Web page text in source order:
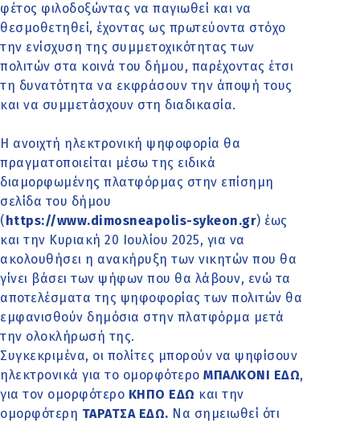
φέτος φιλοδοξώντας να παγιωθεί και να
θεσμοθετηθεί, έχοντας ως πρωτεύοντα στόχο
την ενίσχυση της συμμετοχικότητας των
πολιτών στα κοινά του δήμου, παρέχοντας έτσι
τη δυνατότητα να εκφράσουν την άποψή τους
και να συμμετάσχουν στη διαδικασία.
Η ανοιχτή ηλεκτρονική ψηφοφορία θα
πραγματοποιείται μέσω της ειδικά
διαμορφωμένης πλατφόρμας στην επίσημη
σελίδα του δήμου
(https://www.dimosneapolis-sykeon.gr) έως
και την Κυριακή 20 Ιουλίου 2025, για να
ακολουθήσει η ανακήρυξη των νικητών που θα
γίνει βάσει των ψήφων που θα λάβουν, ενώ τα
αποτελέσματα της ψηφοφορίας των πολιτών θα
εμφανισθούν δημόσια στην πλατφόρμα μετά
την ολοκλήρωσή της.
Συγκεκριμένα, οι πολίτες μπορούν να ψηφίσουν
ηλεκτρονικά για το ομορφότερο ΜΠΑΛΚΟΝΙ ΕΔΩ,
για τον ομορφότερο ΚΗΠΟ ΕΔΩ και την
ομορφότερη ΤΑΡΑΤΣΑ ΕΔΩ. Να σημειωθεί ότι